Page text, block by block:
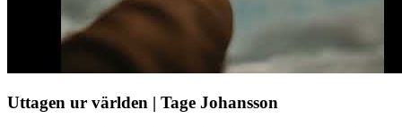
Uttagen ur världen | Tage Johansson